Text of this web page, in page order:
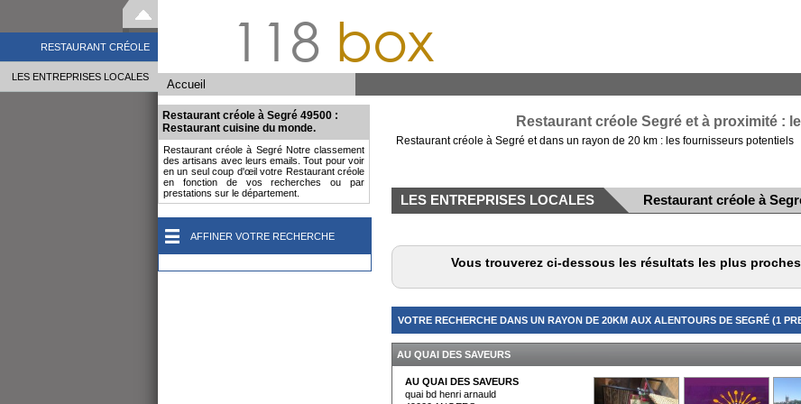
118 box
Accueil
RESTAURANT CRÉOLE
LES ENTREPRISES LOCALES
Restaurant créole à Segré 49500 :
Restaurant cuisine du monde.
Restaurant créole à Segré Notre classement
des artisans avec leurs emails. Tout pour voir
en un seul coup d'œil votre Restaurant créole
en fonction de vos recherches ou par
prestations sur le département.
AFFINER VOTRE RECHERCHE
Restaurant créole Segré et à proximité :
Restaurant créole à Segré et dans un rayon de 20 km : les fournisseurs potentiels
LES ENTREPRISES LOCALES Restaurant créole à
Vous trouverez ci-dessous les résultats les plus
VOTRE RECHERCHE DANS UN RAYON DE 20KM AUX ALENTOURS DE SEGRÉ (1
AU QUAI DES SAVEURS
AU QUAI DES SAVEURS
quai bd henri arnauld